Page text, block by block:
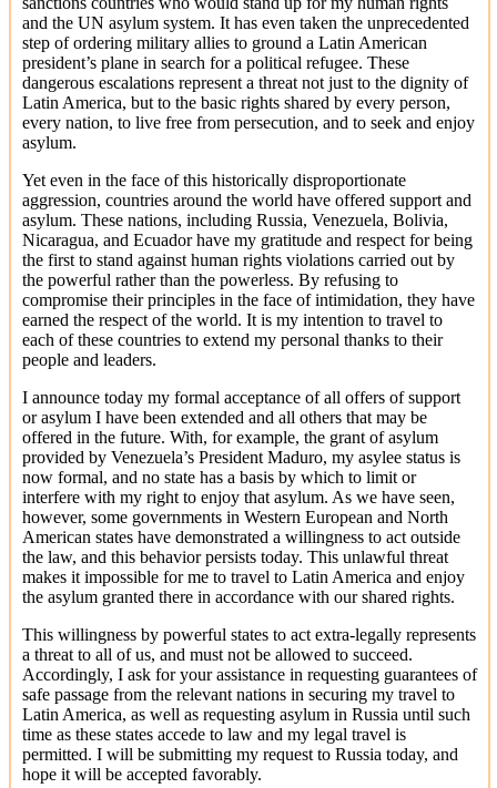
and the UN asylum system. It has even taken the unprecedented
step of ordering military allies to ground a Latin American
president’s plane in search for a political refugee. These
dangerous escalations represent a threat not just to the dignity of
Latin America, but to the basic rights shared by every person,
every nation, to live free from persecution, and to seek and enjoy
asylum.
Yet even in the face of this historically disproportionate
aggression, countries around the world have offered support and
asylum. These nations, including Russia, Venezuela, Bolivia,
Nicaragua, and Ecuador have my gratitude and respect for being
the first to stand against human rights violations carried out by
the powerful rather than the powerless. By refusing to
compromise their principles in the face of intimidation, they have
earned the respect of the world. It is my intention to travel to
each of these countries to extend my personal thanks to their
people and leaders.
I announce today my formal acceptance of all offers of support
or asylum I have been extended and all others that may be
offered in the future. With, for example, the grant of asylum
provided by Venezuela’s President Maduro, my asylee status is
now formal, and no state has a basis by which to limit or
interfere with my right to enjoy that asylum. As we have seen,
however, some governments in Western European and North
American states have demonstrated a willingness to act outside
the law, and this behavior persists today. This unlawful threat
makes it impossible for me to travel to Latin America and enjoy
the asylum granted there in accordance with our shared rights.
This willingness by powerful states to act extra-legally represents
a threat to all of us, and must not be allowed to succeed.
Accordingly, I ask for your assistance in requesting guarantees of
safe passage from the relevant nations in securing my travel to
Latin America, as well as requesting asylum in Russia until such
time as these states accede to law and my legal travel is
permitted. I will be submitting my request to Russia today, and
hope it will be accepted favorably.